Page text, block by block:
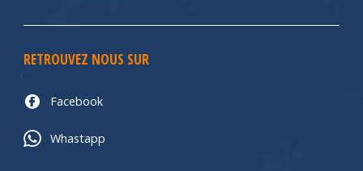
RETROUVEZ NOUS SUR
Facebook
Whastapp